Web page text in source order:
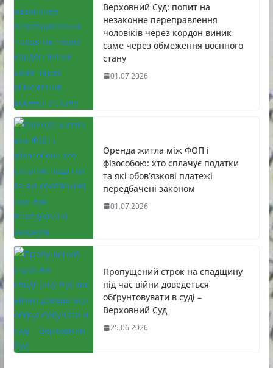
Верховний Суд: попит на
незаконне переправлення
чоловіків через кордон виник
саме через обмеження воєнного
стану
01.07.2026
Оренда житла між ФОП і
фізособою: хто сплачує податки
та які обов’язкові платежі
передбачені законом
01.07.2026
Пропущений строк на спадщину
під час війни доведеться
обґрунтовувати в суді –
Верховний Суд
25.06.2026